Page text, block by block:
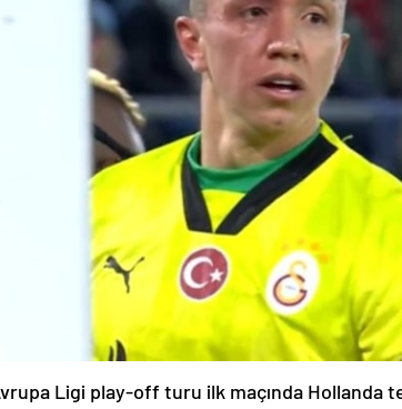
Ligi play-off turu ilk maçında Hollanda